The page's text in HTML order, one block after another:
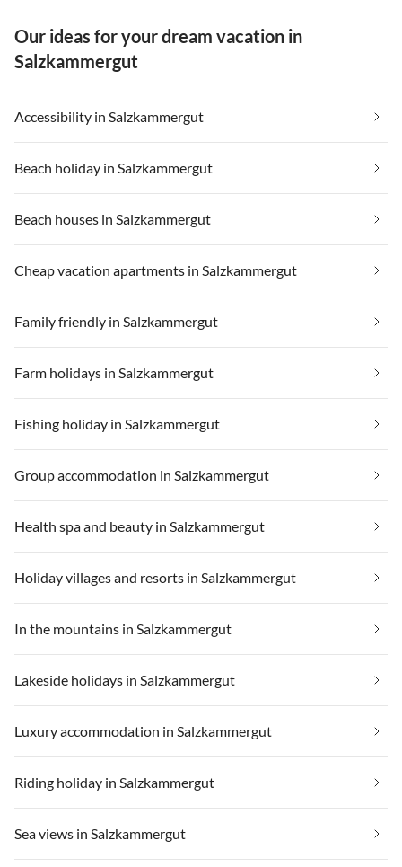
Our ideas for your dream vacation in
Salzkammergut
Accessibility in Salzkammergut
Beach holiday in Salzkammergut
Beach houses in Salzkammergut
Cheap vacation apartments in Salzkammergut
Family friendly in Salzkammergut
Farm holidays in Salzkammergut
Fishing holiday in Salzkammergut
Group accommodation in Salzkammergut
Health spa and beauty in Salzkammergut
Holiday villages and resorts in Salzkammergut
In the mountains in Salzkammergut
Lakeside holidays in Salzkammergut
Luxury accommodation in Salzkammergut
Riding holiday in Salzkammergut
Sea views in Salzkammergut